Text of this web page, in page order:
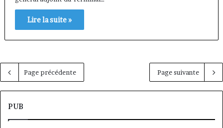
Lire la suite »
Page précédente Page suivante
PUB